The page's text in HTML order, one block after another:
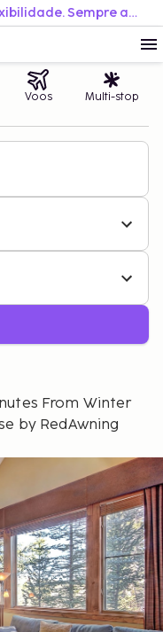
Reserve facilmente. Viaje com flexibilidade. Sempre ao melhor preço.
Voos Multi-stop
From Winter
by RedAwning